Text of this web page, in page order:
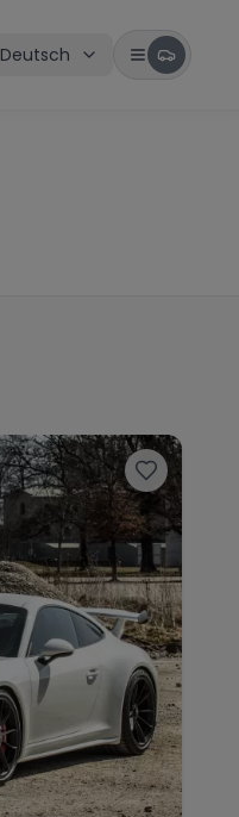
Deutsch